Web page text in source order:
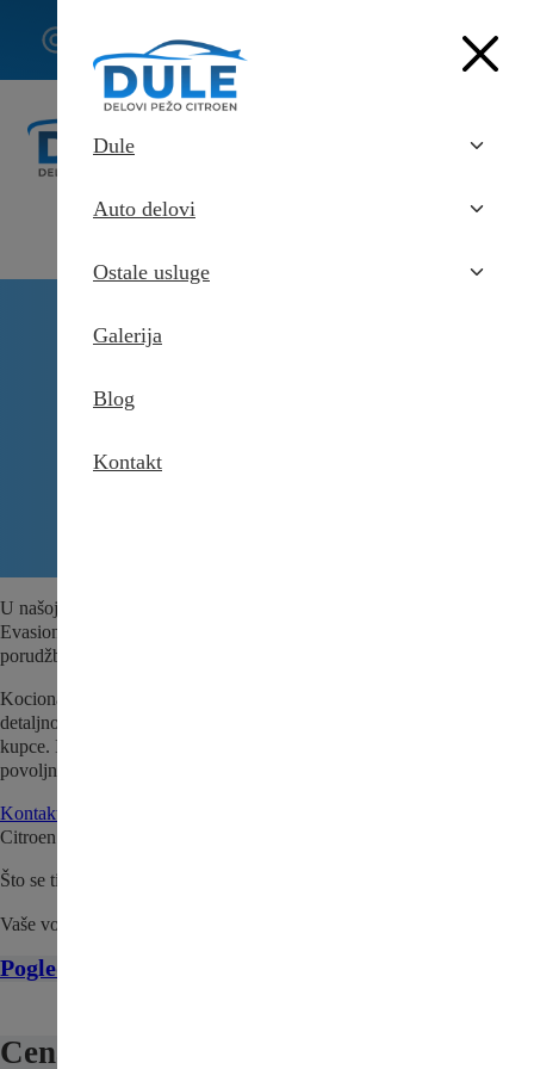
Dule
Auto delovi
Ostale usluge
Galerija
Blog
Kontakt
407
Citroen Evasion
Delovi za Pežo i Citroen Beograd
U našoj ponudi nalazi se i Kociona klesta zadnja desna za Citroen
Evasion – polovni auto deo za Vaše vozilo. Dostupno odmah za brzu
porudžbinu i zamenu.
Kociona klesta zadnja desna za Citroen Evasion se pre prodaje
detaljno pregleda i testira kako bi se utvrdio da je sve spremno za naše
kupce. Iskoristite priliku i nabavite kvalitetan, polovni deo po
povoljnoj ceni.
Kontaktirajte nas
Citroen Evasion trenutno na stanju.
Što se tiče cene, pošaljite nam upit ili nas kontaktirajte.
Vaše vozilo zaslužuje najbolje!
Pogledajte sve delove za Citroen Evasion ovde
Cena: